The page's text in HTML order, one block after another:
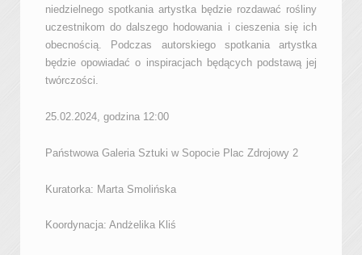
niedzielnego spotkania artystka będzie rozdawać rośliny
uczestnikom do dalszego hodowania i cieszenia się ich
obecnością. Podczas autorskiego spotkania artystka
będzie opowiadać o inspiracjach będących podstawą jej
twórczości.
25.02.2024, godzina 12:00
Państwowa Galeria Sztuki w Sopocie Plac Zdrojowy 2
Kuratorka: Marta Smolińska
Koordynacja: Andżelika Kliś